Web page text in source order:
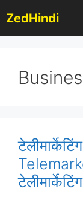
to
content
ZedHindi